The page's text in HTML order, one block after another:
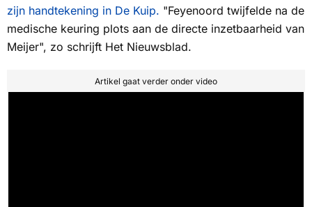
zijn handtekening in De Kuip. "Feyenoord twijfelde na de
medische keuring plots aan de directe inzetbaarheid van
Meijer", zo schrijft Het Nieuwsblad.
Artikel gaat verder onder video